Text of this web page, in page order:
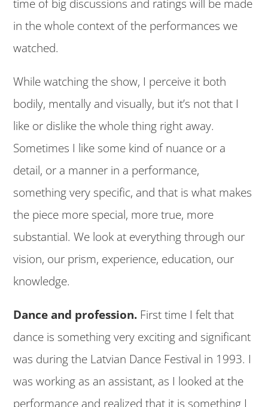
time of big discussions and ratings will be made
in the whole context of the performances we
watched.
While watching the show, I perceive it both
bodily, mentally and visually, but it’s not that I
like or dislike the whole thing right away.
Sometimes I like some kind of nuance or a
detail, or a manner in a performance,
something very specific, and that is what makes
the piece more special, more true, more
substantial. We look at everything through our
vision, our prism, experience, education, our
knowledge.
Dance and profession. First time I felt that
dance is something very exciting and significant
was during the Latvian Dance Festival in 1993. I
was working as an assistant, as I looked at the
performance and realized that it is something I